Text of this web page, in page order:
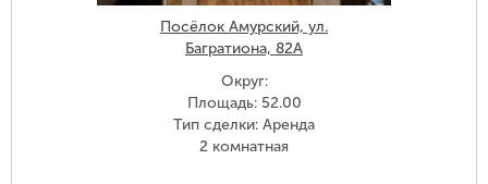
Посёлок Амурский, ул.
Багратиона, 82А
Округ:
Площадь: 52.00
Тип сделки: Аренда
2 комнатная